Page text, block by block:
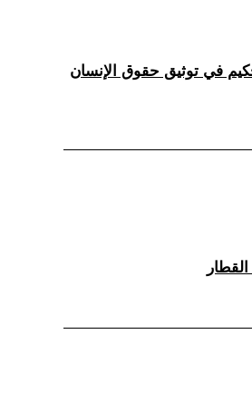
في توثيق حقوق الإنسان